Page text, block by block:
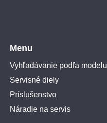
Menu
Vyhľadávanie podľa modelu
Servisné diely
Príslušenstvo
Náradie na servis